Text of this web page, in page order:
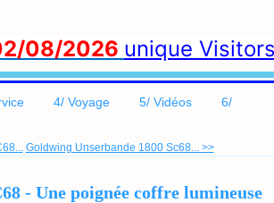
08/2026 unique
4/ Voyage 5/ Vidéos
6/
Goldwing Unserbande 1800 Sc68... >>
- Une poignée coffre lumineuse